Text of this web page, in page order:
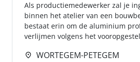
Als productiemedewerker zal je
binnen het atelier van een
bestaat erin om de aluminium
verlijmen volgens het
WORTEGEM-PETEGEM